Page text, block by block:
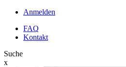
Anmelden
FAQ
Kontakt
Suche
x